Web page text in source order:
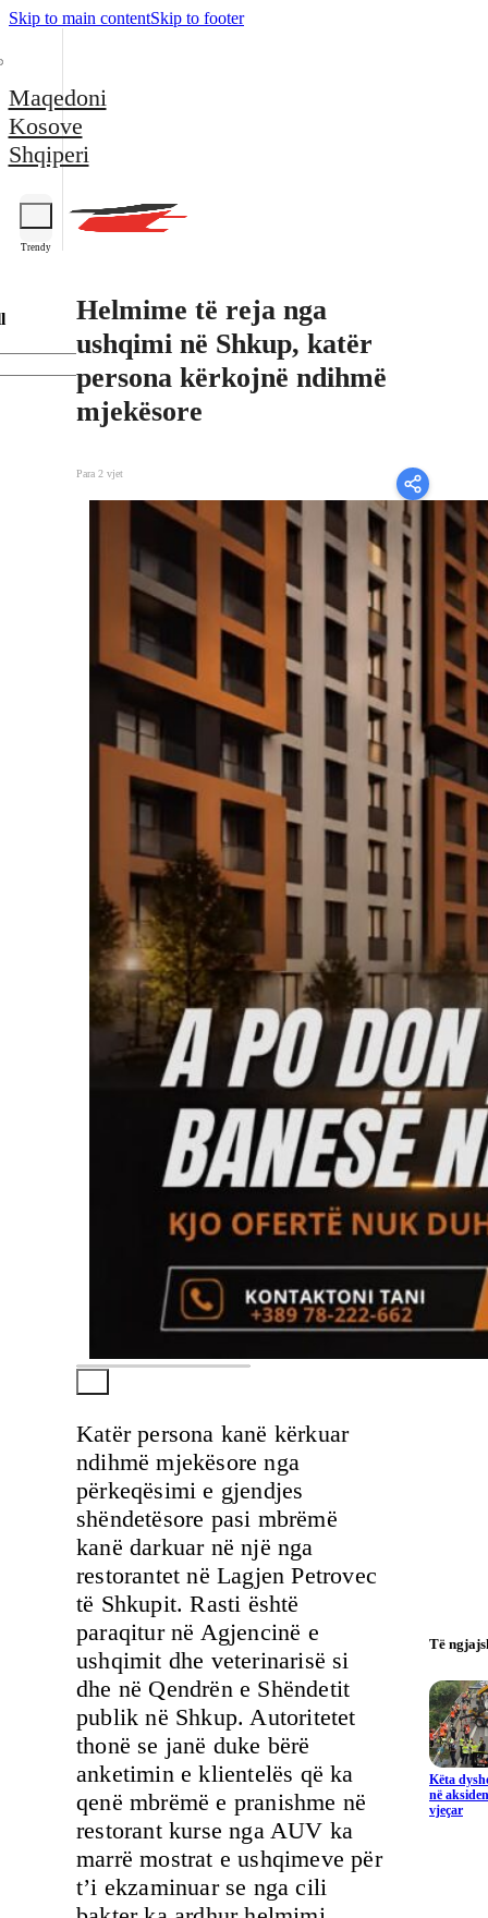
Skip to main contentSkip to footer
Maqedoni
Kosove
Shqiperi
Trendy
Helmime të reja nga
ushqimi në Shkup, katër
persona kërkojnë ndihmë
mjekësore
Para 2 vjet
Katër persona kanë kërkuar
ndihmë mjekësore nga
përkeqësimi e gjendjes
shëndetësore pasi mbrëmë
kanë darkuar në një nga
restorantet në Lagjen Petrovec
të Shkupit. Rasti është
paraqitur në Agjencinë e
ushqimit dhe veterinarisë si
dhe në Qendrën e Shëndetit
publik në Shkup. Autoritetet
thonë se janë duke bërë
anketimin e klientelës që ka
qenë mbrëmë e pranishme në
restorant kurse nga AUV ka
marrë mostrat e ushqimeve për
t’i ekzaminuar se nga cili
Të
Këta
në
vjeçar